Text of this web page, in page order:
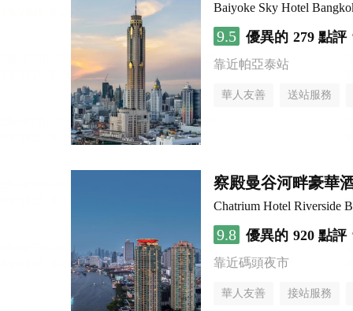
Baiyoke Sky Hotel
9.5 優異的 279 點評
靠近帕亞泰站
華人友善 送站服務
察殿曼谷河畔豪華
Chatrium Hotel Riverside
9.8 優異的 920 點評
靠近碼頭夜市
華人友善 接站服務